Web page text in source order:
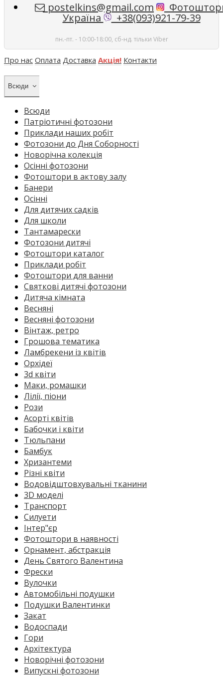
postelkins@gmail.com
Україна +38(093)921-79-39
пн.-пт. - 10:00-18:00, сб-нд. тільки Viber
Про нас Оплата Доставка Акція! Контакти
Всюди
Всюди
Патріотичні фотозони
Приклади наших робіт
Фотозони до Дня Соборності
Новорічна колекція
Осінні фотозони
Фотоштори в актову залу
Банери
Осінні
Для дитячих садків
Для школи
Тантамарески
Фотозони дитячі
Фотоштори каталог
Приклади робіт
Фотоштори для ванни
Святкові дитячі фотозони
Дитяча кімната
Весняні
Весняні фотозони
Вінтаж, ретро
Грошова тематика
Ламбрекени із квітів
Орхідеї
3d квіти
Маки, ромашки
Лілії, піони
Рози
Асорті квітів
Бабочки і квіти
Тюльпани
Бамбук
Хризантеми
Різні квіти
Водовідштовхувальні тканини
3D моделі
Транспорт
Силуети
Інтер"єр
Фотоштори в наявності
Орнамент, абстракція
День Святого Валентина
Фрески
Вулочки
Автомобільні подушки
Подушки Валентинки
Закат
Водоспади
Гори
Архітектура
Новорічні фотозони
Випускні фотозони